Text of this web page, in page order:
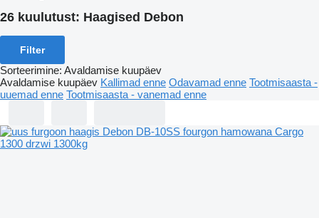
26 kuulutust: Haagised Debon
Filter
Sorteerimine: Avaldamise kuupäev
Avaldamise kuupäev Kallimad enne Odavamad enne Tootmisaasta -
uuemad enne Tootmisaasta - vanemad enne